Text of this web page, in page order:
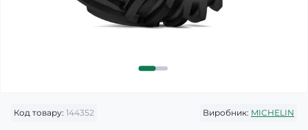
Код товару: 144352 Виробник: MICHELIN